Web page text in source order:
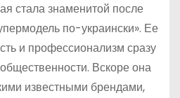
стала знаменитой после
по-украински». Ее
и профессионализм сразу
Вскоре она
известными брендами,